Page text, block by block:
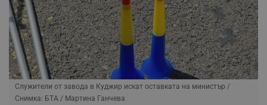
Служители от завода в Куджир искат оставката на министър /
Снимка: БТА / Мартинa Ганчева